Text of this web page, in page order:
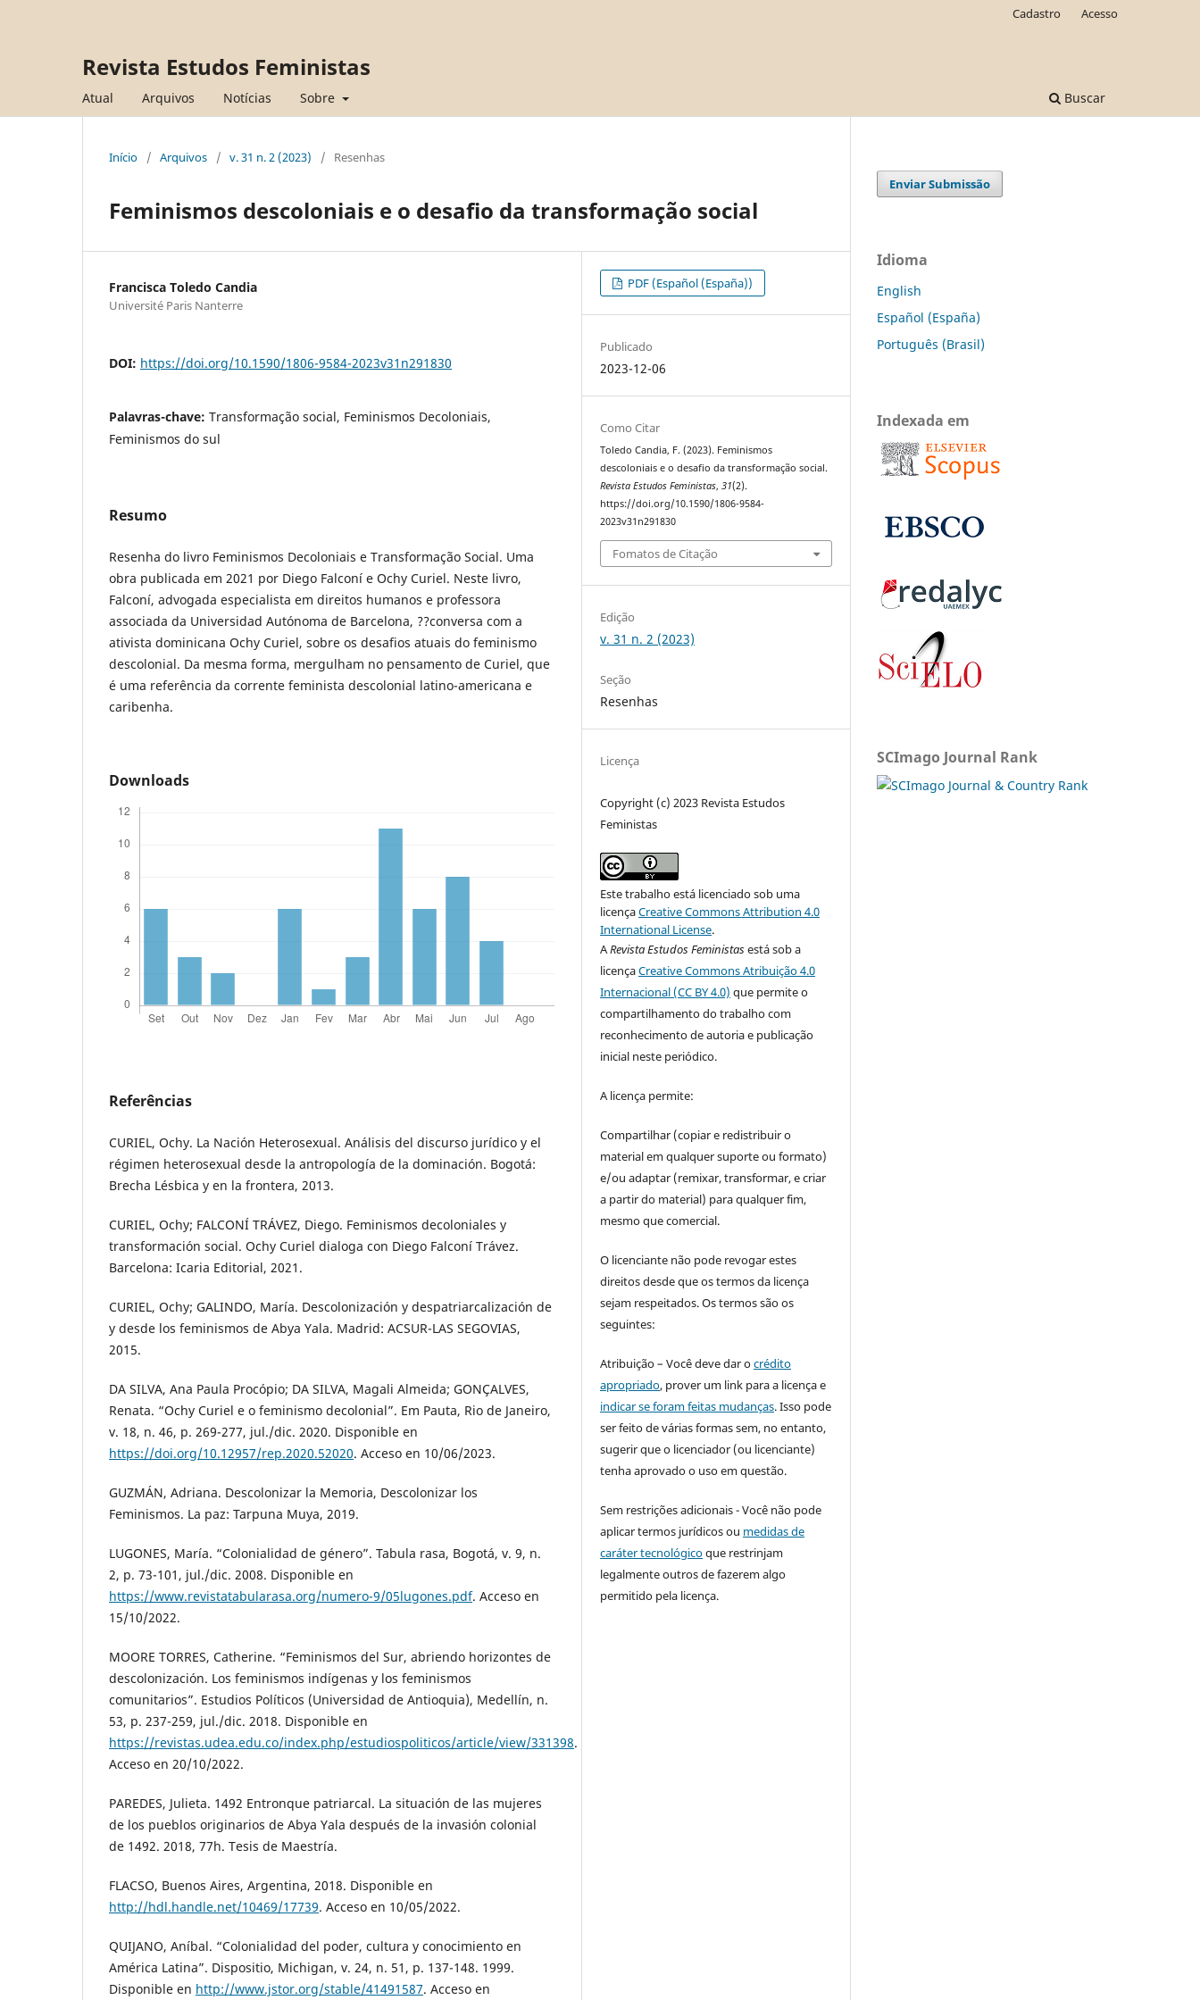
Revista Estudos Feministas
Atual Arquivos Notícias Sobre Buscar
Cadastro Acesso
Início / Arquivos / v. 31 n. 2 (2023) / Resenhas
Feminismos descoloniais e o desafio da transformação social
Francisca Toledo Candia
Université Paris Nanterre
DOI: https://doi.org/10.1590/1806-9584-2023v31n291830
Palavras-chave: Transformação social, Feminismos Decoloniais,
Feminismos do sul
Resumo
Resenha do livro Feminismos Decoloniais e Transformação Social. Uma
obra publicada em 2021 por Diego Falconí e Ochy Curiel. Neste livro,
Falconí, advogada especialista em direitos humanos e professora
associada da Universidad Autónoma de Barcelona, ??conversa com a
ativista dominicana Ochy Curiel, sobre os desafios atuais do feminismo
descolonial. Da mesma forma, mergulham no pensamento de Curiel, que
é uma referência da corrente feminista descolonial latino-americana e
caribenha.
Downloads
Referências
CURIEL, Ochy. La Nación Heterosexual. Análisis del discurso jurídico y el
régimen heterosexual desde la antropología de la dominación. Bogotá:
Brecha Lésbica y en la frontera, 2013.
CURIEL, Ochy; FALCONÍ TRÁVEZ, Diego. Feminismos decoloniales y
transformación social. Ochy Curiel dialoga con Diego Falconí Trávez.
Barcelona: Icaria Editorial, 2021.
CURIEL, Ochy; GALINDO, María. Descolonización y despatriarcalización de
y desde los feminismos de Abya Yala. Madrid: ACSUR-LAS SEGOVIAS,
2015.
DA SILVA, Ana Paula Procópio; DA SILVA, Magali Almeida; GONÇALVES,
Renata. “Ochy Curiel e o feminismo decolonial”. Em Pauta, Rio de Janeiro,
v. 18, n. 46, p. 269-277, jul./dic. 2020. Disponible en
https://doi.org/10.12957/rep.2020.52020. Acceso en 10/06/2023.
GUZMÁN, Adriana. Descolonizar la Memoria, Descolonizar los
Feminismos. La paz: Tarpuna Muya, 2019.
LUGONES, María. “Colonialidad de género”. Tabula rasa, Bogotá, v. 9, n.
2, p. 73-101, jul./dic. 2008. Disponible en
https://www.revistatabularasa.org/numero-9/05lugones.pdf. Acceso en
15/10/2022.
MOORE TORRES, Catherine. “Feminismos del Sur, abriendo horizontes de
descolonización. Los feminismos indígenas y los feminismos
comunitarios”. Estudios Políticos (Universidad de Antioquia), Medellín, n.
53, p. 237-259, jul./dic. 2018. Disponible en
https://revistas.udea.edu.co/index.php/estudiospoliticos/article/view/331398.
Acceso en 20/10/2022.
PAREDES, Julieta. 1492 Entronque patriarcal. La situación de las mujeres
de los pueblos originarios de Abya Yala después de la invasión colonial
de 1492. 2018, 77h. Tesis de Maestría.
FLACSO, Buenos Aires, Argentina, 2018. Disponible en
http://hdl.handle.net/10469/17739. Acceso en 10/05/2022.
QUIJANO, Aníbal. “Colonialidad del poder, cultura y conocimiento en
América Latina”. Dispositio, Michigan, v. 24, n. 51, p. 137-148. 1999.
Disponible en http://www.jstor.org/stable/41491587. Acceso en
PDF (Español (España))
Publicado
2023-12-06
Como Citar
Toledo Candia, F. (2023). Feminismos
descoloniais e o desafio da transformação social.
Revista Estudos Feministas,31(2).
https://doi.org/10.1590/1806-9584-
2023v31n291830
Fomatos de Citação
Edição
v. 31 n. 2 (2023)
Seção
Resenhas
Licença
Copyright (c) 2023 Revista Estudos
Feministas
Este trabalho está licenciado sob uma
licençaCreative Commons Attribution 4.0
International License.
ARevista Estudos Feministasestá sob a
licençaCreative Commons Atribuição 4.0
Internacional (CC BY 4.0) que permite o
compartilhamento do trabalho com
reconhecimento de autoria e publicação
inicial neste periódico.
A licença permite:
Compartilhar (copiar e redistribuir o
material em qualquer suporte ou formato)
e/ou adaptar (remixar, transformar, e criar
a partir do material) para qualquer fim,
mesmo que comercial.
O licenciante não pode revogar estes
direitos desde que os termos da licença
sejam respeitados. Os termos são os
seguintes:
Atribuição – Você deve dar ocrédito
apropriado, prover um link para a licença e
indicar se foram feitas mudanças. Isso pode
ser feito de várias formas sem, no entanto,
sugerir que o licenciador (ou licenciante)
tenha aprovado o uso em questão.
Sem restrições adicionais - Você não pode
aplicar termos jurídicos ou medidas de
caráter tecnológicoque restrinjam
legalmente outros de fazerem algo
permitido pela licença.
Enviar Submissão
Idioma
English
Español (España)
Português (Brasil)
Indexada em
SCImago Journal Rank